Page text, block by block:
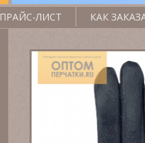
ПРАЙС-ЛИСТ КАК